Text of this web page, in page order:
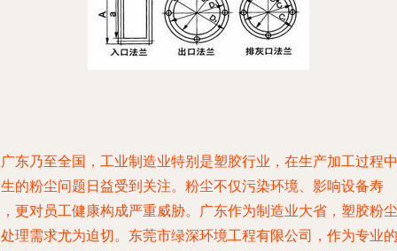
东乃至全国，工业制造业特别是塑胶行业，在生产加工过程中
的粉尘问题日益受到关注。粉尘不仅污染环境、影响设备寿
更对员工健康构成严重威胁。广东作为制造业大省，塑胶粉尘
理需求尤为迫切。东莞市绿深环境工程有限公司，作为专业的